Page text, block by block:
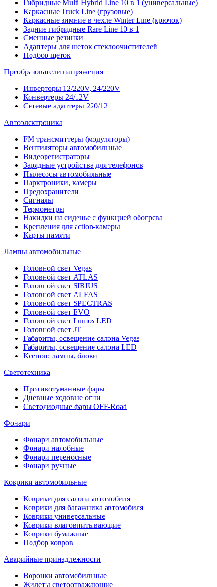
Гибридные Multi Hybrid Line 10 в 1 (универсальные)
Каркасные Truck Line (грузовые)
Каркасные зимние в чехле Winter Line (крючок)
Задние гибридные Rare Line 10 в 1
Сменные резинки
Адаптеры для щеток стеклоочистителей
Подбор щёток
Преобразователи напряжения
Инверторы 12/220V, 24/220V
Конвертеры 24/12V
Сетевые адаптеры 220/12
Автоэлектроника
FM трансмиттеры (модуляторы)
Вентиляторы автомобильные
Видеорегистраторы
Зарядные устройства для телефонов
Пылесосы автомобильные
Парктроники, камеры
Предохранители
Сигналы
Термометры
Накидки на сиденье с функцией обогрева
Крепления для action-камеры
Карты памяти
Лампы автомобильные
Головной свет Vegas
Головной свет ATLAS
Головной свет SIRIUS
Головной свет ALFAS
Головной свет SPECTRAS
Головной свет EVO
Головной свет Lumos LED
Головной свет JT
Габариты, освещение салона Vegas
Габариты, освещение салона LED
Ксенон: лампы, блоки
Светотехника
Противотуманные фары
Дневные ходовые огни
Светодиодные фары OFF-Road
Фонари
Фонари автомобильные
Фонари налобные
Фонари переносные
Фонари ручные
Коврики автомобильные
Коврики для салона автомобиля
Коврики для багажника автомобиля
Коврики универсальные
Коврики влаговпитывающие
Коврики бумажные
Подбор ковров
Аварийные принадлежности
Воронки автомобильные
Жилеты светоотражающие